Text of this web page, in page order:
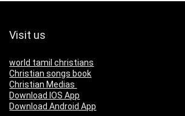
Visit us
world tamil christians
Christian songs book
Christian Medias
Download IOS App
Download Android App